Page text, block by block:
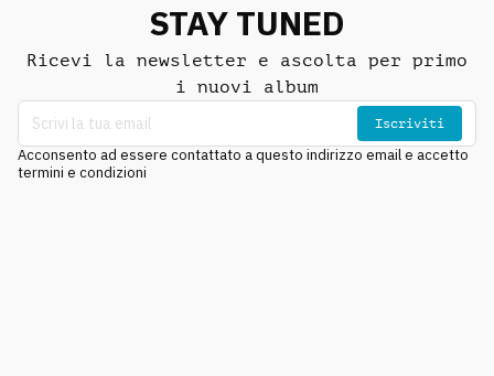
STAY TUNED
Ricevi la newsletter e ascolta per primo
i nuovi album
Iscriviti
Acconsento ad essere contattato a questo indirizzo email e accetto
termini e condizioni